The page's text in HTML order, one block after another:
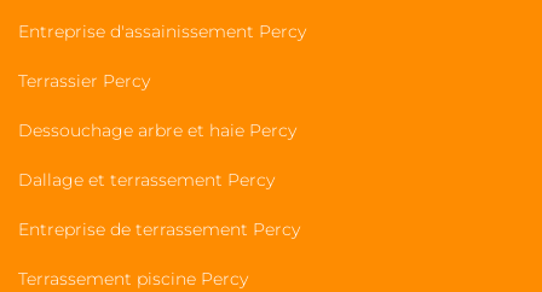
Entreprise d'assainissement Percy
Terrassier Percy
Dessouchage arbre et haie Percy
Dallage et terrassement Percy
Entreprise de terrassement Percy
Terrassement piscine Percy